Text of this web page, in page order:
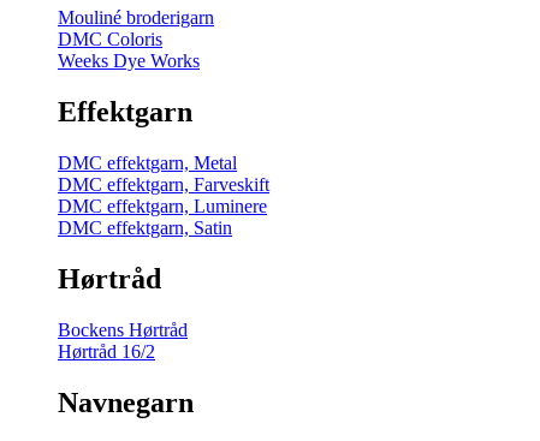
Mouliné broderigarn
DMC Coloris
Weeks Dye Works
Effektgarn
DMC effektgarn, Metal
DMC effektgarn, Farveskift
DMC effektgarn, Luminere
DMC effektgarn, Satin
Hørtråd
Bockens Hørtråd
Hørtråd 16/2
Navnegarn